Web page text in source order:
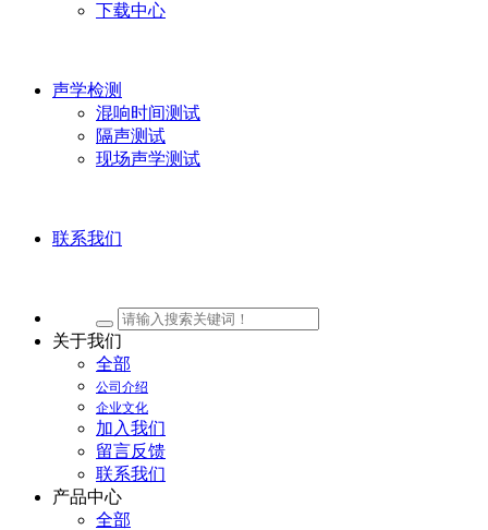
下载中心
声学检测
混响时间测试
隔声测试
现场声学测试
联系我们
关于我们
全部
公司介绍
企业文化
加入我们
留言反馈
联系我们
产品中心
全部